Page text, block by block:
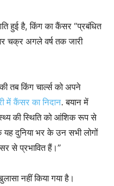
हुई है, किंग का कैंसर “प्रबंधित
चक्र अगले वर्ष तक जारी
तब किंग चार्ल्स को अपने
में कैंसर का निदान. बयान में
की स्थिति को आंशिक रूप से
दुनिया भर के उन सभी लोगों
से प्रभावित हैं।”
नहीं किया गया है।